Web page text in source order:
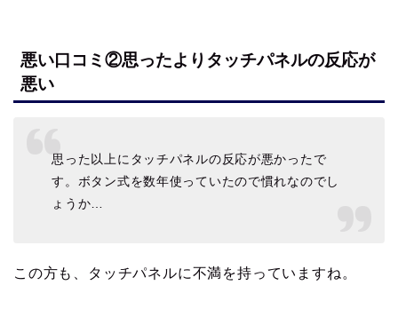
悪い口コミ②思ったよりタッチパネルの反応が
悪い
思った以上にタッチパネルの反応が悪かったで
す。ボタン式を数年使っていたので慣れなのでし
ょうか…
この方も、タッチパネルに不満を持っていますね。